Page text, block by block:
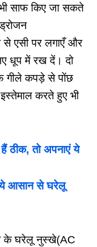
साफ किए जा सकते
से एसी पर लगाएँ और
धूप में रख दें। दो
गीले कपड़े से पोंछ
करते हुए भी
ठीक, तो अपनाएं ये
ये आसान से घरेलू
के घरेलू नुस्खे(AC